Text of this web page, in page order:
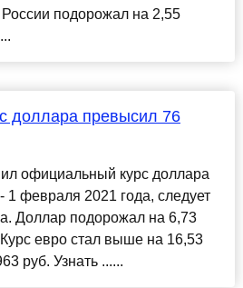
подорожал на 2,55
доллара превысил 76
официальный курс доллара
1 февраля 2021 года, следует
Доллар подорожал на 6,73
евро стал выше на 16,53
руб. Узнать ......